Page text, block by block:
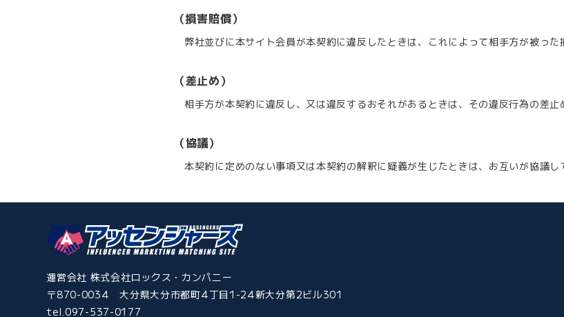
（損害賠償）
弊社並びに本サイト会員が本契約に違反したときは、これによって相手方が被った
（差止め）
相手方が本契約に違反し、又は違反するおそれがあるときは、その違反行為の差止
（協議）
本契約に定めのない事項又は本契約の解釈に疑義が生じたときは、お互いが協議し
運営会社 株式会社ロックス・カンパニー
〒870-0034 大分県大分市都町4丁目1-24新大分第2ビル301
tel.097-537-0177